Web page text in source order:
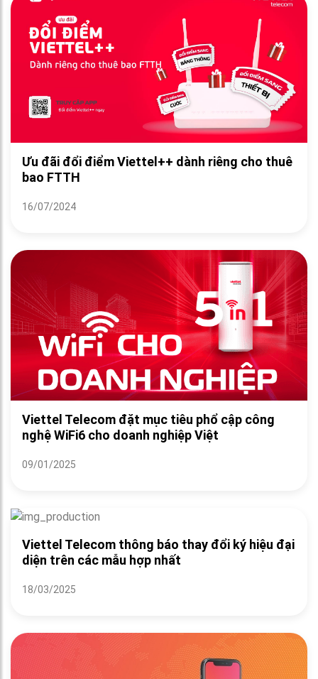
Ưu đãi đổi điểm Viettel++ dành riêng cho thuê
bao FTTH
16/07/2024
Viettel Telecom đặt mục tiêu phổ cập công
nghệ WiFi6 cho doanh nghiệp Việt
09/01/2025
Viettel Telecom thông báo thay đổi ký hiệu đại
diện trên các mẫu hợp nhất
18/03/2025